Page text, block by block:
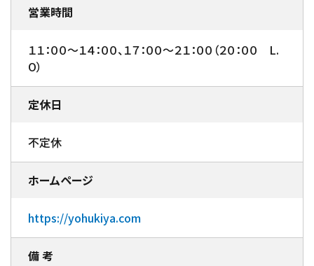
営業時間
１１：００～１４：００、１７：００～２１：００（２０：００ L.
O）
定休日
不定休
ホームページ
https://yohukiya.com
備 考